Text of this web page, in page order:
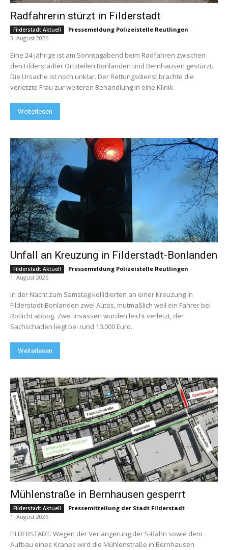
Radfahrerin stürzt in Filderstadt
Filderstadt Aktuell Pressemeldung Polizeistelle Reutlingen -
3. August 2026
Eine 24-Jährige ist am Sonntagabend beim Radfahren zwischen
den Filderstadter Ortsteilen Bonlanden und Bernhausen gestürzt.
Die Ursache ist noch unklar. Der Rettungsdienst brachte die
verletzte Frau zur weiteren Behandlung in eine Klinik.
Weiterlesen
Unfall an Kreuzung in Filderstadt-Bonlanden
Filderstadt Aktuell Pressemeldung Polizeistelle Reutlingen -
1. August 2026
In der Nacht zum Samstag kollidierten an einer Kreuzung in
Filderstadt-Bonlanden zwei Autos, mutmaßlich weil ein Fahrer bei
Rotlicht abbog. Zwei Insassen wurden leicht verletzt, der
Sachschaden liegt bei rund 10.000 Euro.
Weiterlesen
Mühlenstraße in Bernhausen gesperrt
Filderstadt Aktuell Pressemitteilung der Stadt Filderstadt -
1. August 2026
FILDERSTADT. Wegen der Verlängerung der S-Bahn sowie dem
Aufbau eines Kranes wird die Mühlenstraße in Bernhausen